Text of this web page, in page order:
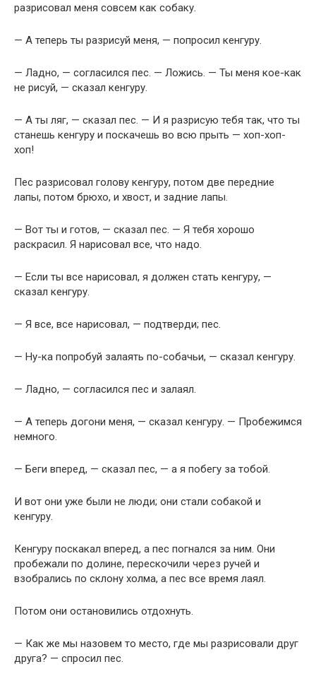
разрисовал меня совсем как собаку.
— А теперь ты разрисуй меня, — попросил кенгуру.
— Ладно, — согласился пес. — Ложись. — Ты меня кое-как
не рисуй, — сказал кенгуру.
— А ты ляг, — сказал пес. — И я разрисую тебя так, что ты
станешь кенгуру и поскачешь во всю прыть — хоп-хоп-
хоп!
Пес разрисовал голову кенгуру, потом две передние
лапы, потом брюхо, и хвост, и задние лапы.
— Вот ты и готов, — сказал пес. — Я тебя хорошо
раскрасил. Я нарисовал все, что надо.
— Если ты все нарисовал, я должен стать кенгуру, —
сказал кенгуру.
— Я все, все нарисовал, — подтверди; пес.
— Ну-ка попробуй залаять по-собачьи, — сказал кенгуру.
— Ладно, — согласился пес и залаял.
— А теперь догони меня, — сказал кенгуру. — Пробежимся
немного.
— Беги вперед, — сказал пес, — а я побегу за тобой.
И вот они уже были не люди; они стали собакой и
кенгуру.
Кенгуру поскакал вперед, а пес погнался за ним. Они
пробежали по долине, перескочили через ручей и
взобрались по склону холма, а пес все время лаял.
Потом они остановились отдохнуть.
— Как же мы назовем то место, где мы разрисовали друг
друга? — спросил пес.